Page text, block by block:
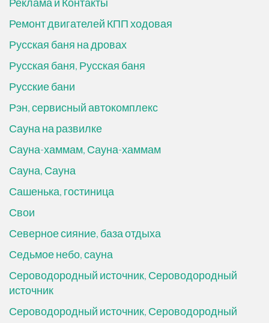
Ремонт двигателей КПП ходовая
Русская баня на дровах
Русская баня, Русская баня
Русские бани
Рэн, сервисный автокомплекс
Сауна на развилке
Сауна-хаммам, Сауна-хаммам
Сауна, Сауна
Сашенька, гостиница
Свои
Северное сияние, база отдыха
Седьмое небо, сауна
Сероводородный источник, Сероводородный
источник
Сероводородный источник, Сероводородный